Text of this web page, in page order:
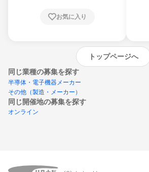
お気に入り
トップページへ
同じ業種の募集を探す
半導体・電子機器メーカー
その他（製造・メーカー）
同じ開催地の募集を探す
オンライン